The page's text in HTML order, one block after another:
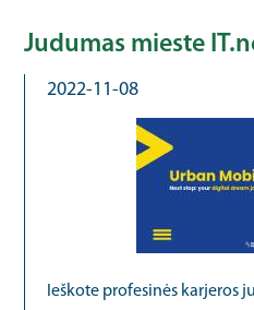
Judumas mieste
2022-11-08
Ieškote profesinės karjeros